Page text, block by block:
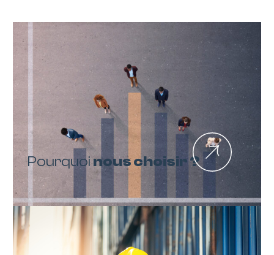
Pourquoinous choisir ?